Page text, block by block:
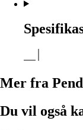
Mer fra
Du vil også